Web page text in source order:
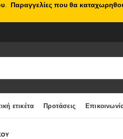
ετικέτα Προτάσεις
Παραγγελίες που θα